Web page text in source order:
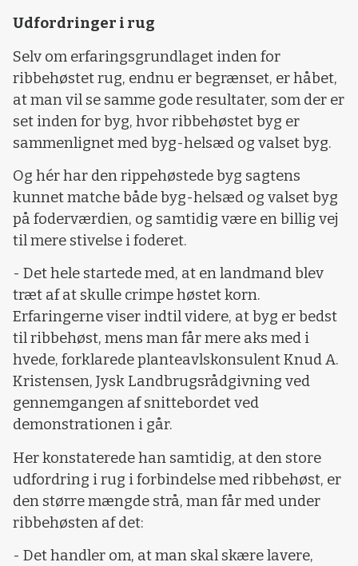
Udfordringer i rug
Selv om erfaringsgrundlaget inden for
ribbehøstet rug, endnu er begrænset, er håbet,
at man vil se samme gode resultater, som der er
set inden for byg, hvor ribbehøstet byg er
sammenlignet med byg-helsæd og valset byg.
Og hér har den rippehøstede byg sagtens
kunnet matche både byg-helsæd og valset byg
på foderværdien, og samtidig være en billig vej
til mere stivelse i foderet.
- Det hele startede med, at en landmand blev
træt af at skulle crimpe høstet korn.
Erfaringerne viser indtil videre, at byg er bedst
til ribbehøst, mens man får mere aks med i
hvede, forklarede planteavlskonsulent Knud A.
Kristensen, Jysk Landbrugsrådgivning ved
gennemgangen af snittebordet ved
demonstrationen i går.
Her konstaterede han samtidig, at den store
udfordring i rug i forbindelse med ribbehøst, er
den større mængde strå, man får med under
ribbehøsten af det:
- Det handler om, at man skal skære lavere,